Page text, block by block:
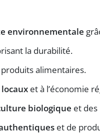
environnementale
la durabilité.
alimentaires.
et à l’économie
biologique et
et de